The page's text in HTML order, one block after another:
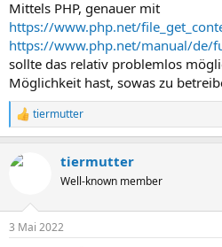
Mittels PHP, genauer mit
https://www.php.net/
https://www.php.net/manual/de/
sollte das relativ problemlos
Möglichkeit hast, sowas zu
R
e
k
e
tiermutter
tiermutter
Well-known member
3 Mai 2022